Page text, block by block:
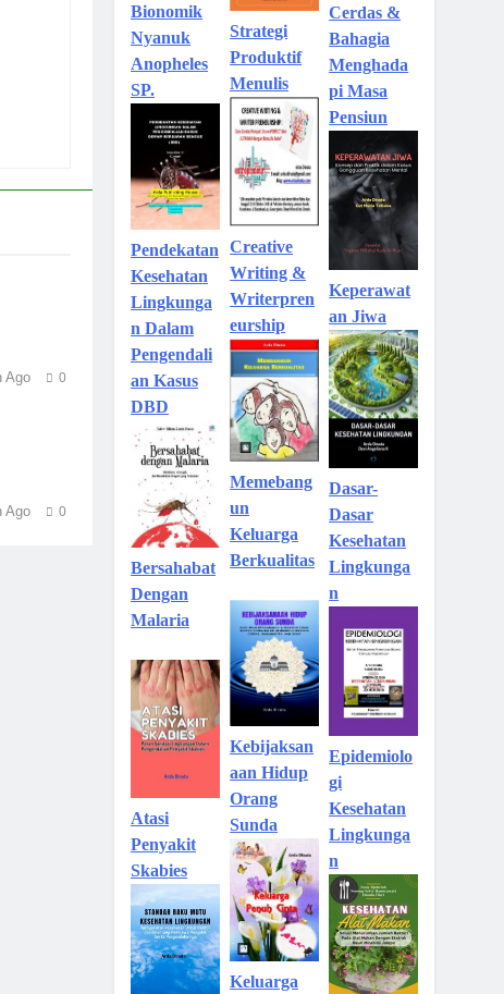
Ago 0
Ago 0
Bionomik
Nyanuk
Anopheles
SP.
Pendekatan
Kesehatan
Lingkunga
n Dalam
Pengendali
an Kasus
DBD
Bersahabat
Dengan
Malaria
Atasi
Penyakit
Skabies
Strategi
Produktif
Menulis
Creative
Writing &
Writerpren
eurship
Memebang
un
Keluarga
Berkualitas
Kebijaksan
aan Hidup
Orang
Sunda
Keluarga
Cerdas &
Bahagia
Menghada
pi Masa
Pensiun
Keperawat
an Jiwa
Dasar-
Dasar
Kesehatan
Lingkunga
n
Epidemiolo
gi
Kesehatan
Lingkunga
n